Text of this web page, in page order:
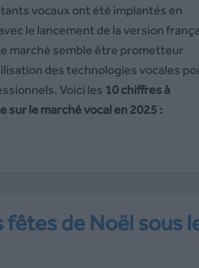
vocaux ont été implantés en
le lancement de la version
marché semble être prometteur
des technologies vocales
Voici les 10 chiffres à
sur le marché vocal en 2025 :
de Noël sous